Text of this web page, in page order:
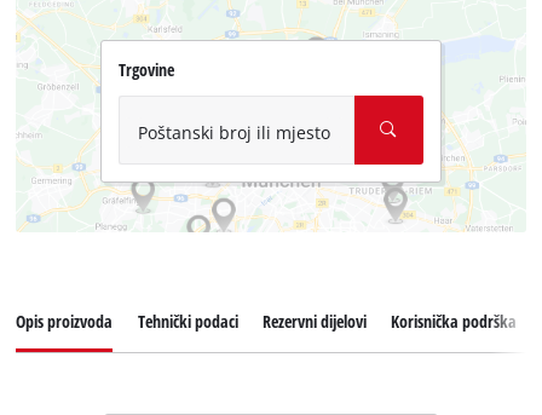
Trgovine
Poštanski broj ili mjesto
Opis proizvoda Tehnički podaci Rezervni dijelovi Korisnička podrška